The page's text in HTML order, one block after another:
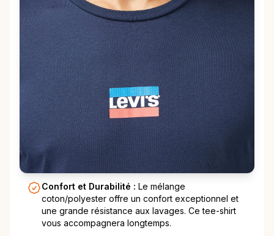
Confort et Durabilité : Le mélange
coton/polyester offre un confort exceptionnel et
une grande résistance aux lavages. Ce tee-shirt
vous accompagnera longtemps.